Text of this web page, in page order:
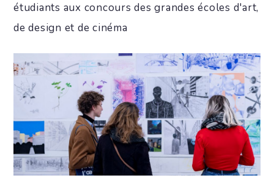
étudiants aux concours des grandes écoles d'art,
de design et de cinéma